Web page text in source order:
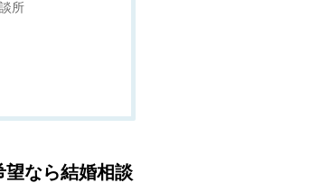
所
なら結婚相談